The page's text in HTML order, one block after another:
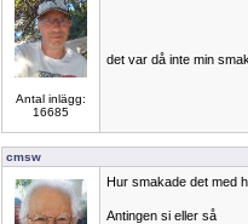
Antal inlägg:
16685
det var då inte min smak
cmsw
Hur smakade det med
Antingen si eller så